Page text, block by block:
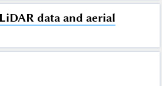
data and aerial